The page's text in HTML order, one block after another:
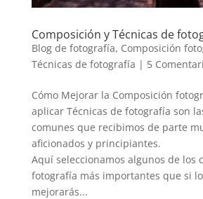
Composición y Técnicas de
Blog de fotografía, Composición
Técnicas de fotografía | 5
Cómo Mejorar la Composición
aplicar Técnicas de fotografía son
comunes que recibimos de parte
aficionados y principiantes.
Aquí seleccionamos algunos de los
fotografía más importantes que si
mejorarás...